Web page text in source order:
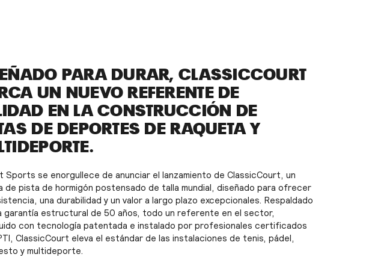
PARA DURAR, CLASSICCOURT
UN NUEVO REFERENTE DE
EN LA CONSTRUCCIÓN DE
DE DEPORTES DE RAQUETA Y
Sports se enorgullece de anunciar el lanzamiento de ClassicCourt, un
de pista de hormigón postensado de talla mundial, diseñado para ofrecer
una durabilidad y un valor a largo plazo excepcionales. Respaldado
garantía estructural de 50 años, todo un referente en el sector,
con tecnología patentada e instalado por profesionales certificados
ClassicCourt eleva el estándar de las instalaciones de tenis, pádel,
y multideporte.